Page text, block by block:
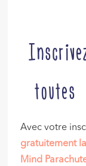
Avec votre
gratuitement
Mind